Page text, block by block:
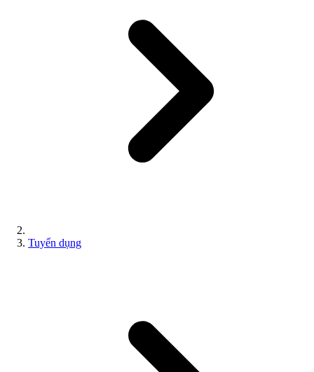
Tuyển dụng